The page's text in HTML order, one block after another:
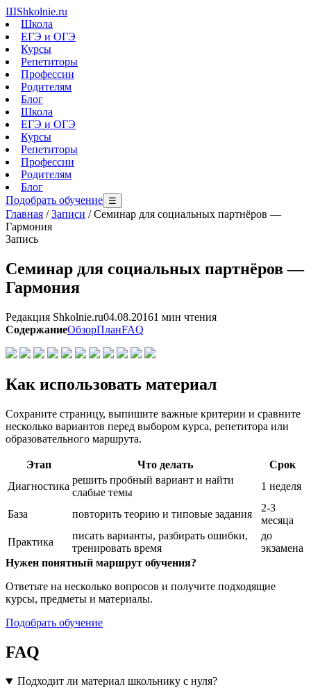
ШShkolnie.ru
Школа
ЕГЭ и ОГЭ
Курсы
Репетиторы
Профессии
Родителям
Блог
Школа
ЕГЭ и ОГЭ
Курсы
Репетиторы
Профессии
Родителям
Блог
Подобрать обучение ☰
Главная /Записи /Семинар для социальных партнёров —
Гармония
Запись
Семинар для социальных партнёров —
Гармония
Редакция Shkolnie.ru04.08.20161 мин чтения
СодержаниеОбзорПланFAQ
Как использовать материал
Сохраните страницу, выпишите важные критерии и сравните
несколько вариантов перед выбором курса, репетитора или
образовательного маршрута.
Этап Что делать
Срок
Диагностика
решить пробный вариант и найти
слабые темы
1 неделя
База повторить теорию и типовые задания
2-3
месяца
Практика
писать варианты, разбирать ошибки,
тренировать время
до
экзамена
Нужен понятный маршрут обучения?
Ответьте на несколько вопросов и получите подходящие
курсы, предметы и материалы.
Подобрать обучение
FAQ
Подходит ли материал школьнику с нуля?